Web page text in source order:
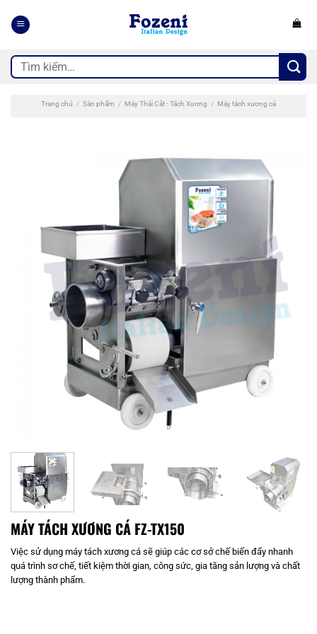
qua
Tìm
kiếm:
Trang chủ / Sản phẩm / Máy Thái Cắt - Tách Xương / Máy tách xương cá
MÁY TÁCH XƯƠNG CÁ FZ-TX150
Việc sử dụng máy tách xương cá sẽ giúp các cơ sở chế biến đẩy nhanh
quá trình sơ chế, tiết kiệm thời gian, công sức, gia tăng sản lượng và chất
lượng thành phẩm.